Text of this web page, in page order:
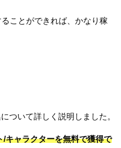
ことができれば、かなり稼
ついて詳しく説明しました。
/キャラクターを無料で獲得で